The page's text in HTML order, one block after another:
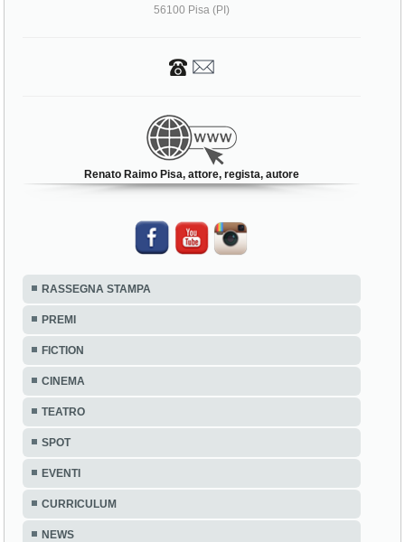
56100 Pisa (PI)
Renato Raimo Pisa, attore, regista, autore
RASSEGNA STAMPA
PREMI
FICTION
CINEMA
TEATRO
SPOT
EVENTI
CURRICULUM
NEWS